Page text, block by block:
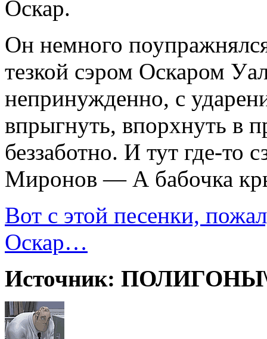
Оскар.
Он немного
тезкой сэром Оскаром
непринужденно, с
впрыгнуть, впорхнуть в
беззаботно. И тут где-то
Миронов — А бабочка
Вот с этой песенки,
Оскар…
Источник: